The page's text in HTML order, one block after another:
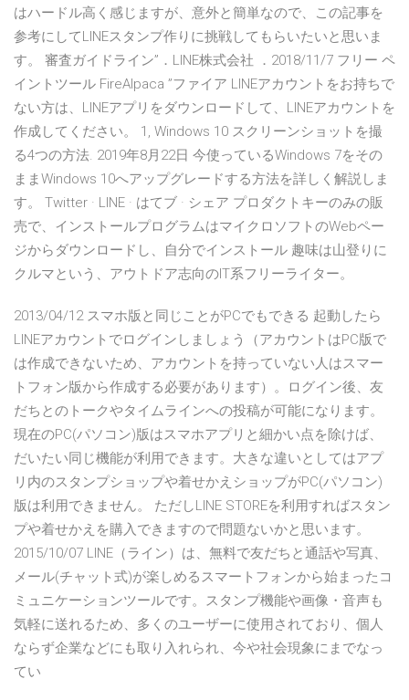
はハードル高く感じますが、意外と簡単なので、この記事を
参考にしてLINEスタンプ作りに挑戦してもらいたいと思いま
す。 審査ガイドライン”．LINE株式会社 ．2018/11/7 フリー ペ
イントツール FireAlpaca ”ファイア LINEアカウントをお持ちで
ない方は、LINEアプリをダウンロードして、LINEアカウントを
作成してください。 1, Windows 10 スクリーンショットを撮
る4つの方法. 2019年8月22日 今使っているWindows 7をその
ままWindows 10へアップグレードする方法を詳しく解説しま
す。 Twitter · LINE · はてブ · シェア プロダクトキーのみの販
売で、インストールプログラムはマイクロソフトのWebペー
ジからダウンロードし、自分でインストール 趣味は山登りに
クルマという、アウトドア志向のIT系フリーライター。
2013/04/12 スマホ版と同じことがPCでもできる 起動したら
LINEアカウントでログインしましょう（アカウントはPC版で
は作成できないため、アカウントを持っていない人はスマー
トフォン版から作成する必要があります）。ログイン後、友
だちとのトークやタイムラインへの投稿が可能になります。
現在のPC(パソコン)版はスマホアプリと細かい点を除けば、
だいたい同じ機能が利用できます。大きな違いとしてはアプ
リ内のスタンプショップや着せかえショップがPC(パソコン)
版は利用できません。 ただしLINE STOREを利用すればスタン
プや着せかえを購入できますので問題ないかと思います。
2015/10/07 LINE（ライン）は、無料で友だちと通話や写真、
メール(チャット式)が楽しめるスマートフォンから始まったコ
ミュニケーションツールです。スタンプ機能や画像・音声も
気軽に送れるため、多くのユーザーに使用されており、個人
ならず企業などにも取り入れられ、今や社会現象にまでなっ
てい